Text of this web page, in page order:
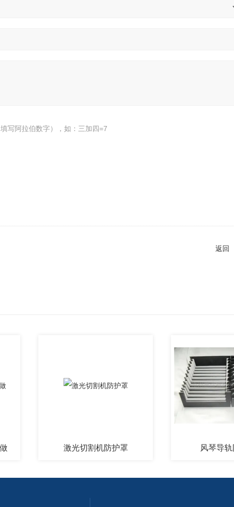
写阿拉伯数字），如：三加四=7
返回
激光切割机防护罩 风琴导轨防护